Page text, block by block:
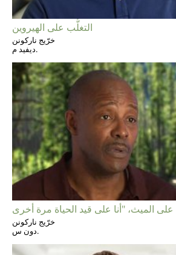
التغلُّب على الهيروين
خرّيج ناركونن
ديفيد م.
خرّيج ناركونن
دون س.